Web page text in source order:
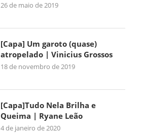
26 de maio de 2019
[Capa] Um garoto (quase)
atropelado | Vinicius Grossos
18 de novembro de 2019
[Capa]Tudo Nela Brilha e
Queima | Ryane Leão
4 de janeiro de 2020